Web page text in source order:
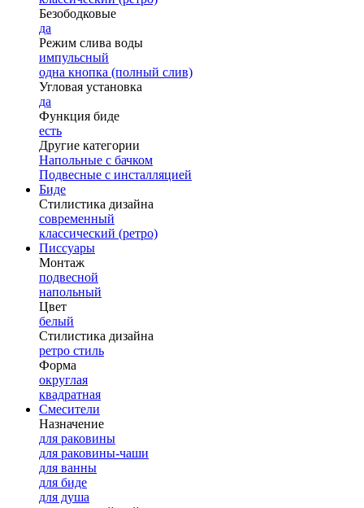
Безободковые
да
Режим слива воды
импульсный
одна кнопка (полный слив)
Угловая установка
да
Функция биде
есть
Другие категории
Напольные с бачком
Подвесные с инсталляцией
Биде
Стилистика дизайна
современный
классический (ретро)
Писсуары
Монтаж
подвесной
напольный
Цвет
белый
Стилистика дизайна
ретро стиль
Форма
округлая
квадратная
Смесители
Назначение
для раковины
для раковины-чаши
для ванны
для биде
для душа